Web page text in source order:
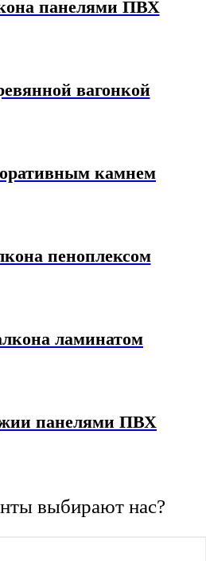
панелями ПВХ
вагонкой
камнем
пеноплексом
ламинатом
панелями ПВХ
выбирают нас?